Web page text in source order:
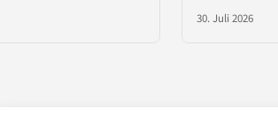
30. Juli 2026